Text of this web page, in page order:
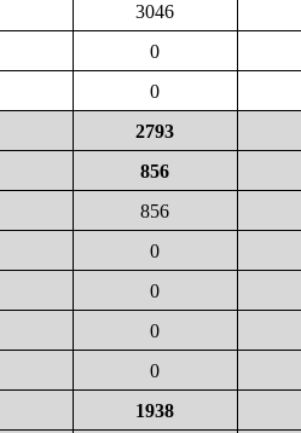
3046
0
0
2793
856
856
0
0
0
0
1938